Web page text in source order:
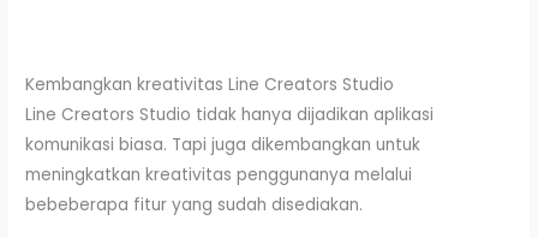
Kembangkan kreativitas Line Creators Studio
Line Creators Studio tidak hanya dijadikan aplikasi
komunikasi biasa. Tapi juga dikembangkan untuk
meningkatkan kreativitas penggunanya melalui
bebeberapa fitur yang sudah disediakan.